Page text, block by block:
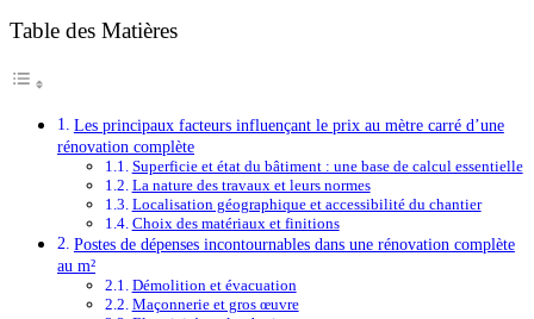
Table des Matières
Les principaux facteurs influençant le prix au mètre carré d’une
rénovation complète
Superficie et état du bâtiment : une base de calcul essentielle
La nature des travaux et leurs normes
Localisation géographique et accessibilité du chantier
Choix des matériaux et finitions
Postes de dépenses incontournables dans une rénovation complète
au m²
Démolition et évacuation
Maçonnerie et gros œuvre